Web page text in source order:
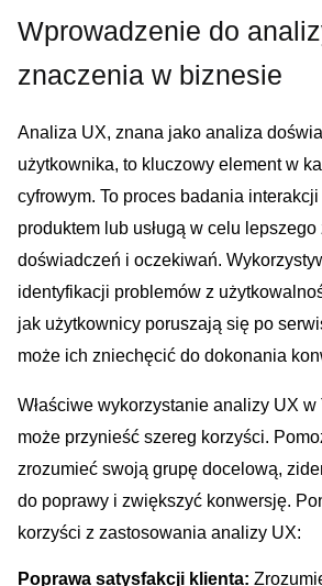
Wprowadzenie do
znaczenia w⁣ biznesie
Analiza UX, ‍znana jako analiza
użytkownika,​ to kluczowy element w
cyfrowym. To proces badania
produktem lub usługą w‍ celu
doświadczeń i oczekiwań.
identyfikacji problemów z
jak⁢ użytkownicy poruszają się po
może ⁣ich zniechęcić do dokonania
Właściwe wykorzystanie analizy UX
może przynieść szereg​ korzyści.
zrozumieć‌ swoją ⁤grupę docelową,
do poprawy i zwiększyć konwersję.
korzyści z zastosowania analizy UX:
Poprawa‌ satysfakcji‍ klienta: